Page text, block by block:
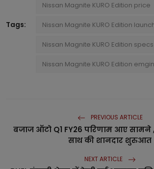
Tags:
Nissan Magnite KURO Edition price
Nissan Magnite KURO Edition
Nissan Magnite KURO Edition specs
Nissan Magnite KURO Edition
PREVIOUS ARTICLE
बजाज ऑटो Q1 FY26 परिणाम आए
साथ की शानदार शुरुआत
NEXT ARTICLE